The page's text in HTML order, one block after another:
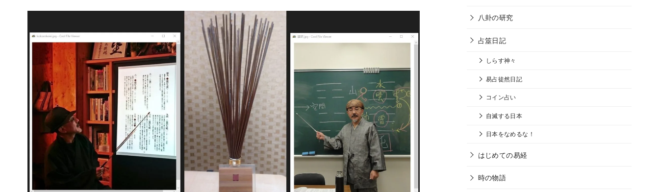
八卦の研究
占筮日記
しらす神々
易占徒然日記
コイン占い
自滅する日本
日本をなめるな！
はじめての易経
時の物語